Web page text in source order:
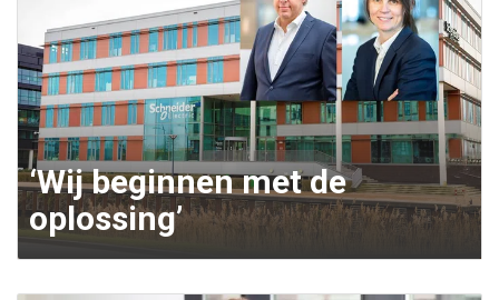
‘Wij beginnen met de
oplossing’